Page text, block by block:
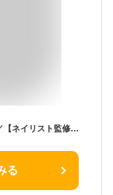
【イベント限定P5倍】＼楽天ランキング1位／【ネイリスト監修】 電動ネイルマシン 電動 ネイルマシン ジェルオフ ジェルネイル オフ 甘皮処理 甘皮ケア 電動ネイルマシーン 爪やすり 爪磨き 爪削り USB 初心者 ネイルケア ネイルオフ 人気 プロ プロ用 ビット セルフネイル
る